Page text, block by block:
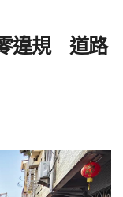
違規 道路